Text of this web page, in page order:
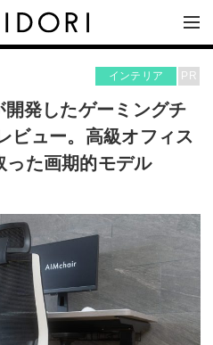
PR
インテリア
発したゲーミングチ
ビュー。高級オフィス
った画期的モデル